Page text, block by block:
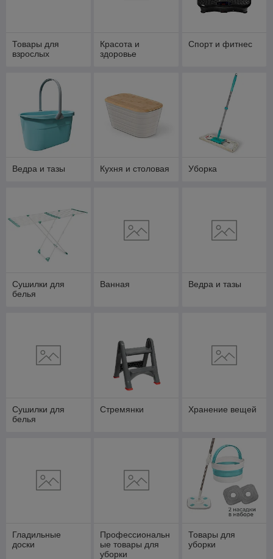
Товары для
взрослых
Красота и
здоровье
Спорт и фитнес
Ведра и тазы Кухня и столовая Уборка
Сушилки для
белья
Ванная Ведра и тазы
Сушилки для
белья
Стремянки Хранение вещей
Гладильные
доски
Профессиональн
ые товары для
уборки
Товары для
уборки